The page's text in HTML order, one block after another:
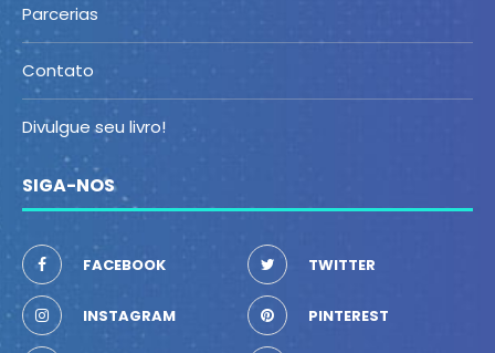
Parcerias
Contato
Divulgue seu livro!
SIGA-NOS
FACEBOOK TWITTER
INSTAGRAM PINTEREST